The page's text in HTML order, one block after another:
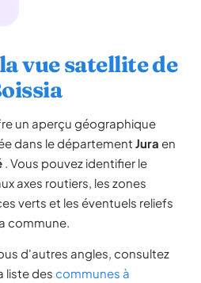
vue satellite de
un aperçu géographique
dans le département Jura en
. Vous pouvez identifier le
axes routiers, les zones
verts et les éventuels reliefs
commune.
d'autres angles, consultez
liste des communes à